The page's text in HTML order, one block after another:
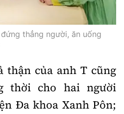
thẳng người, ăn uống
thận của anh T cũng
thời cho hai người
Đa khoa Xanh Pôn;